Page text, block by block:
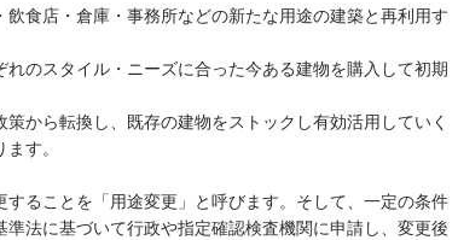
食店・倉庫・事務所などの新たな用途の建築と再利用す
のスタイル・ニーズに合った今ある建物を購入して初期
から転換し、既存の建物をストックし有効活用していく
す。
ることを「用途変更」と呼びます。そして、一定の条件
法に基づいて行政や指定確認検査機関に申請し、変更後